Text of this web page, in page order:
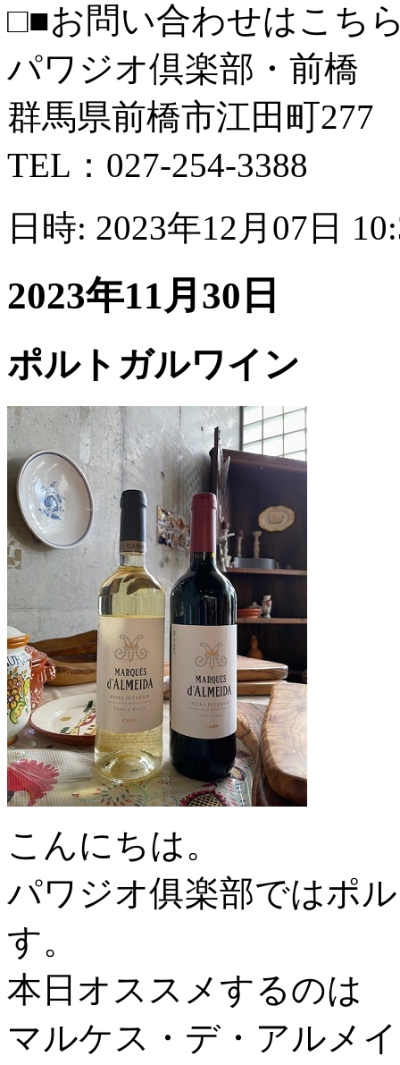
□■お問い合わせはこち
パワジオ倶楽部・前橋
群馬県前橋市江田町277
TEL：027-254-3388
日時: 2023年12月07日
2023年11月30日
ポルトガルワイン
こんにちは。
パワジオ俱楽部ではポ
す。
本日オススメするのは
マルケス・デ・アルメ